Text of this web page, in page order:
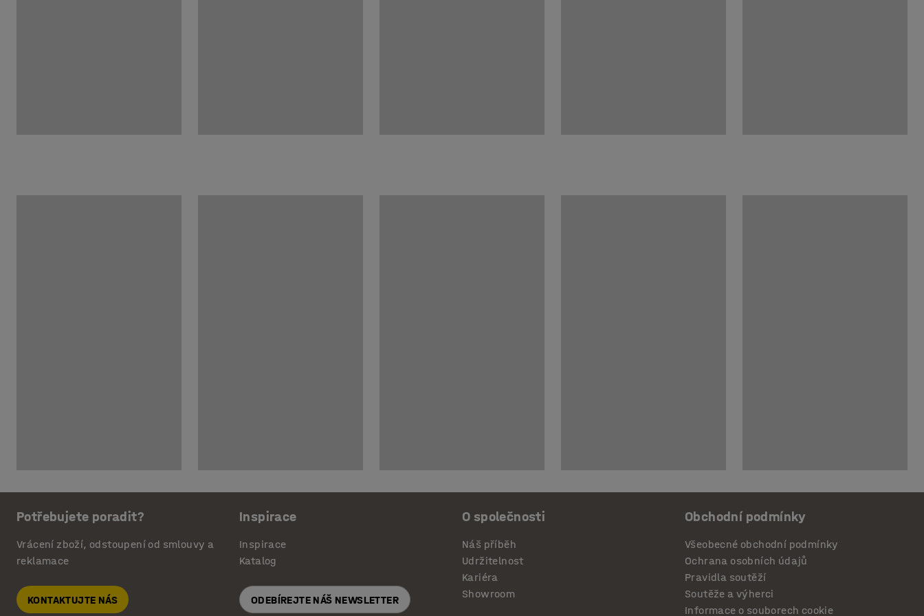
Potřebujete poradit?
Vrácení zboží, odstoupení od smlouvy a
reklamace
KONTAKTUJTE NÁS
Inspirace
Inspirace
Katalog
ODEBÍREJTE NÁŠ NEWSLETTER
O společnosti
Náš příběh
Udržitelnost
Kariéra
Showroom
Obchodní podmínky
Všeobecné obchodní podmínky
Ochrana osobních údajů
Pravidla soutěží
Soutěže a výherci
Informace o souborech cookie